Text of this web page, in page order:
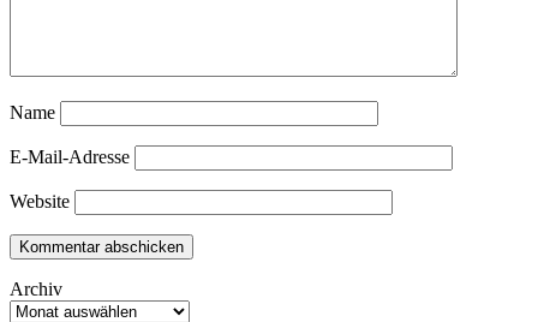
Name
E-Mail-Adresse
Website
Archiv